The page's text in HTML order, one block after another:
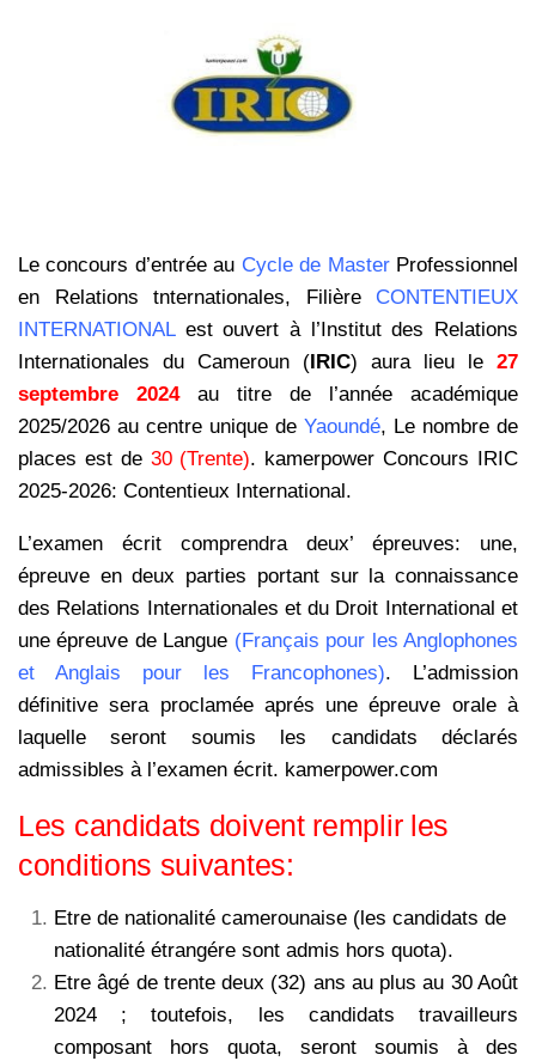
Le concours d’entrée au Cycle de MasterProfessionnel
en Relations tnternationales, Filière CONTENTIEUX
INTERNATIONALest ouvert à l’Institut des Relations
Internationales du Cameroun ( IRIC) aura lieu le 27
septembre 2024au titre de l’année académique
2025/2026 au centre unique de Yaoundé, Le nombre de
places est de30 (Trente). kamerpower Concours IRIC
2025-2026: Contentieux International.
L’examen écrit comprendra deux’ épreuves: une,
épreuve en deux parties portant sur la connaissance
des Relations Internationales et du Droit International et
une épreuve de Langue (Français pour les Anglophones
et Anglais pour les Francophones). L’admission
définitive sera proclamée aprés une épreuve orale à
laquelle seront soumis les candidats déclarés
admissibles à l’examen écrit. kamerpower.com
Les candidats doivent remplir les
conditions suivantes:
Etre de nationalité camerounaise (les candidats de
nationalité étrangére sont admis hors quota).
Etre âgé de trente deux (32) ans au plus au 30 Août
2024 ; toutefois, les candidats travailleurs
composant hors quota, seront soumis à des